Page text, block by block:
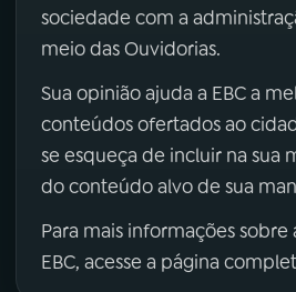
sociedade com a
meio das Ouvidorias.
Sua opinião ajuda a EBC a
conteúdos ofertados ao
se esqueça de incluir na sua
do conteúdo alvo de sua
Para mais informações sobre
EBC, acesse a página